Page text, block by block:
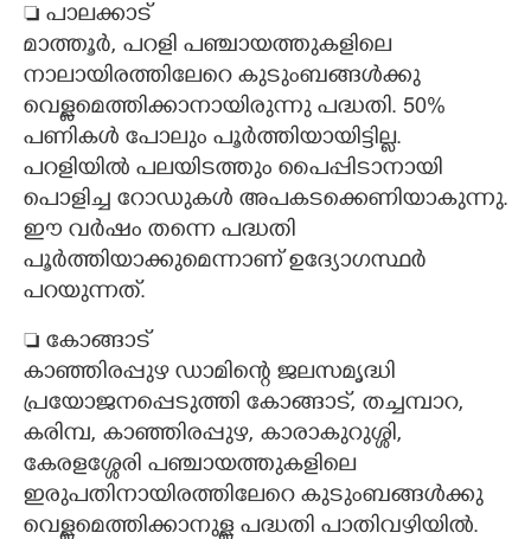
 പാലക്കാട്
മാത്തൂർ, പറളി പഞ്ചായത്തുകളിലെ
നാലായിരത്തിലേറെ കുടുംബങ്ങൾക്കു
വെള്ളമെത്തിക്കാനായിരുന്നു പദ്ധതി. 50%
പണികൾ പോലും പൂർത്തിയായിട്ടില്ല.
പറളിയിൽ പലയിടത്തും പൈപ്പിടാനായി
പൊളിച്ച റോഡുകൾ അപകടക്കെണിയാകുന്നു.
ഈ വർഷം തന്നെ പദ്ധതി
പൂർത്തിയാക്കുമെന്നാണ് ഉദ്യോഗസ്ഥർ
പറയുന്നത്.
 കോങ്ങാട്
കാഞ്ഞിരപ്പുഴ ഡാമിന്റെ ജലസമൃദ്ധി
പ്രയോജനപ്പെടുത്തി കോങ്ങാട്, തച്ചമ്പാറ,
കരിമ്പ, കാഞ്ഞിരപ്പുഴ, കാരാകുറുശ്ശി,
കേരളശ്ശേരി പഞ്ചായത്തുകളിലെ
ഇരുപതിനായിരത്തിലേറെ കുടുംബങ്ങൾക്കു
വെള്ളമെത്തിക്കാനുള്ള പദ്ധതി പാതിവഴിയിൽ.